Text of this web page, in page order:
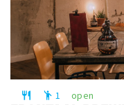
restaurant emoji_people 1 open